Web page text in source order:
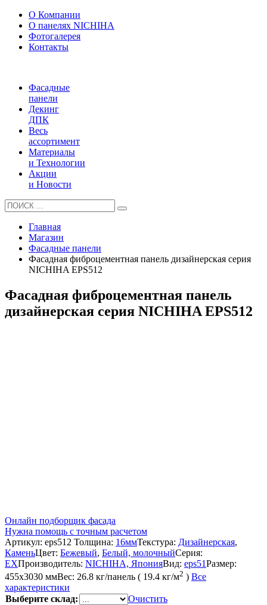
О Компании
О панелях NICHIHA
Фотогалерея
Контакты
Фасадные
панели
Декинг
ДПК
Весь
ассортимент
Материалы
и Технологии
Акции
и Новости
Главная
Магазин
Фасадные панели
Фасадная фиброцементная панель дизайнерская серия
NICHIHA EPS512
Фасадная фиброцементная панель
дизайнерская серия NICHIHA EPS512
Онлайн подборщик фасада
Нужна помощь с точным расчетом
Артикул: eps512 Толщина: 16ммТекстура: Дизайнерская,
КаменьЦвет: Бежевый, Белый, молочныйСерия:
EXПроизводитель: NICHIHA, ЯпонияВид: eps51Размер:
455x3030 ммВес: 26.8 кг/панель ( 19.4 кг/м2 ) Все
характеристики
Выберите склад:
Очистить